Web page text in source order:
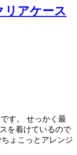
アケース
す。 せっかく最
を着けているので
ょこっとアレンジ